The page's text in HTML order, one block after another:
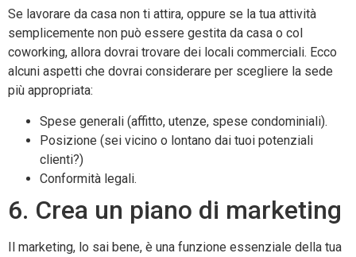
Se lavorare da casa non ti attira, oppure se la tua attività
semplicemente non può essere gestita da casa o col
coworking, allora dovrai trovare dei locali commerciali. Ecco
alcuni aspetti che dovrai considerare per scegliere la sede
più appropriata:
Spese generali (affitto, utenze, spese condominiali).
Posizione (sei vicino o lontano dai tuoi potenziali
clienti?)
Conformità legali.
6. Crea un piano di marketing
Il marketing, lo sai bene, è una funzione essenziale della tua